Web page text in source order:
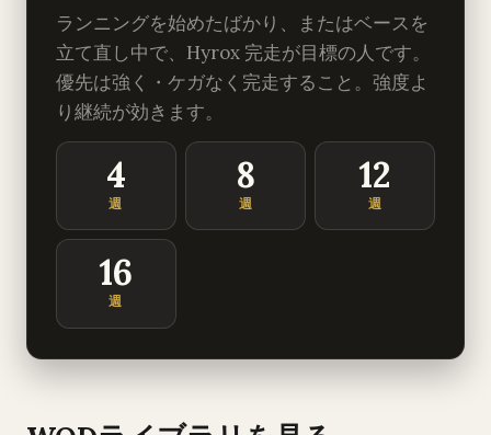
ランニングを始めたばかり、またはベースを
立て直し中で、Hyrox 完走が目標の人です。
優先は強く・ケガなく完走すること。強度よ
り継続が効きます。
4
週
8
週
12
週
16
週